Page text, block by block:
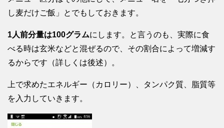
し麦だけご飯」とでもしておきます。
1人前分量は100グラムにします。と言うのも、実際に食
べる時は玄米などと混ぜるので、その割合によって増減す
るからです（詳しくは後述）。
上で求めたエネルギー（カロリー）、タンパク質、脂質等
を入力していきます。